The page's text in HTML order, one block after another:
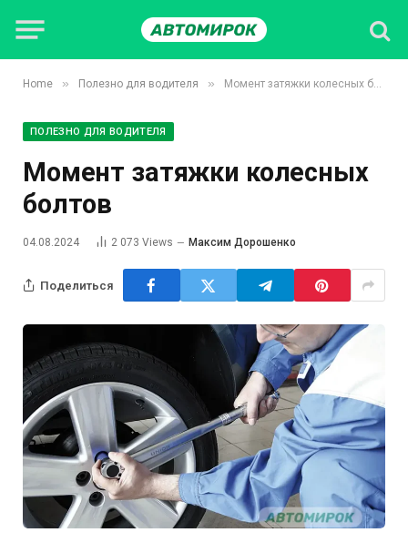
Home » Полезно для водителя » Момент затяжки колесных болтов
ПОЛЕЗНО ДЛЯ ВОДИТЕЛЯ
Момент затяжки колесных
болтов
04.08.2024 2 073 Views Максим Дорошенко
Поделиться